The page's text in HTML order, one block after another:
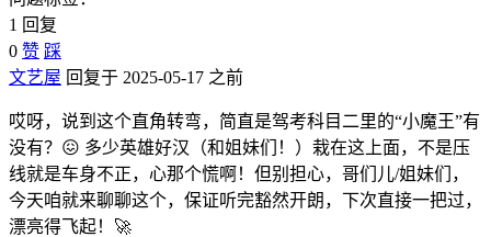
1 回复
0 赞 踩
文艺屋 回复于 2025-05-17 之前
哎呀，说到这个直角转弯，简直是驾考科目二里的“小魔王”有
没有？😖 多少英雄好汉（和姐妹们！）栽在这上面，不是压
线就是车身不正，心那个慌啊！但别担心，哥们儿/姐妹们，
今天咱就来聊聊这个，保证听完豁然开朗，下次直接一把过，
漂亮得飞起！🚀